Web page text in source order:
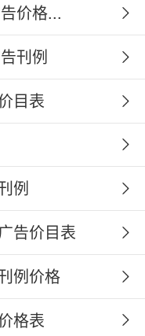
价格...
刊例
目表
例
告价目表
例价格
格表